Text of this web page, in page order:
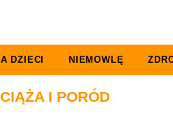
DZIECI NIEMOWLĘ
CIĄŻA I PORÓD